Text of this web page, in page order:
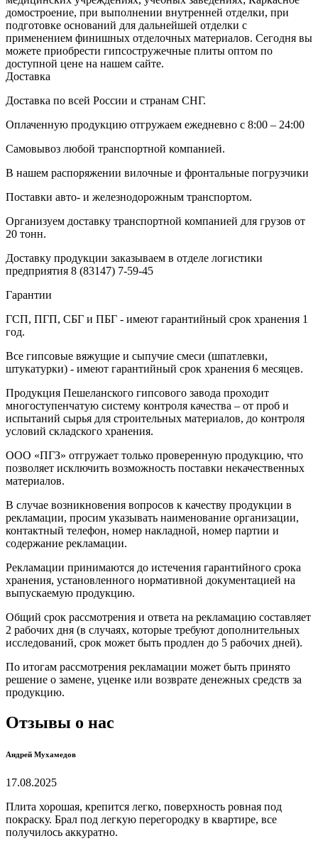
домостроение, при выполнении внутренней отделки, при
подготовке оснований для дальнейшей отделки с
применением финишных отделочных материалов. Сегодня вы
можете приобрести гипсостружечные плиты оптом по
доступной цене на нашем сайте.
Доставка
Доставка по всей России и странам СНГ.
Оплаченную продукцию отгружаем ежедневно с 8:00 – 24:00
Самовывоз любой транспортной компанией.
В нашем распоряжении вилочные и фронтальные погрузчики
Поставки авто- и железнодорожным транспортом.
Организуем доставку транспортной компанией для грузов от
20 тонн.
Доставку продукции заказываем в отделе логистики
предприятия 8 (83147) 7-59-45
Гарантии
ГСП, ПГП, СБГ и ПБГ - имеют гарантийный срок хранения 1
год.
Все гипсовые вяжущие и сыпучие смеси (шпатлевки,
штукатурки) - имеют гарантийный срок хранения 6 месяцев.
Продукция Пешеланского гипсового завода проходит
многоступенчатую систему контроля качества – от проб и
испытаний сырья для строительных материалов, до контроля
условий складского хранения.
ООО «ПГЗ» отгружает только проверенную продукцию, что
позволяет исключить возможность поставки некачественных
материалов.
В случае возникновения вопросов к качеству продукции в
рекламации, просим указывать наименование организации,
контактный телефон, номер накладной, номер партии и
содержание рекламации.
Рекламации принимаются до истечения гарантийного срока
хранения, установленного нормативной документацией на
выпускаемую продукцию.
Общий срок рассмотрения и ответа на рекламацию составляет
2 рабочих дня (в случаях, которые требуют дополнительных
исследований, срок может быть продлен до 5 рабочих дней).
По итогам рассмотрения рекламации может быть принято
решение о замене, уценке или возврате денежных средств за
продукцию.
Отзывы о нас
Андрей Мухамедов
17.08.2025
Плита хорошая, крепится легко, поверхность ровная под
покраску. Брал под легкую перегородку в квартире, все
получилось аккуратно.